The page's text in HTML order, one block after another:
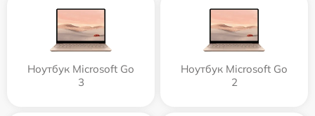
Ноутбук Microsoft Go
3
Ноутбук Microsoft Go
2